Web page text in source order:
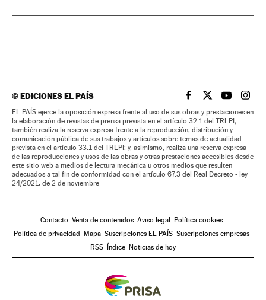
©EDICIONES EL PAÍS EL PAÍS BRASIL EN
EL PAÍSEL PAÍS
EL
EL PAÍS ejerce la oposición expresa frente al uso de sus obras y prestaciones en
la elaboración de revistas de prensa prevista en el artículo 32.1 del TRLPI;
también realiza la reserva expresa frente a la reproducción, distribución y
comunicación pública de sus trabajos y artículos sobre temas de actualidad
prevista en el artículo 33.1 del TRLPI; y, asimismo, realiza una reserva expresa
de las reproducciones y usos de las obras y otras prestaciones accesibles desde
este sitio web a medios de lectura mecánica u otros medios que resulten
adecuados a tal fin de conformidad con el artículo 67.3 del Real Decreto - ley
24/2021, de 2 de noviembre
Contacto Venta de contenidos Aviso legal Política cookies
Política de privacidad Mapa Suscripciones EL PAÍS Suscripciones empresas
RSS Índice Noticias de hoy